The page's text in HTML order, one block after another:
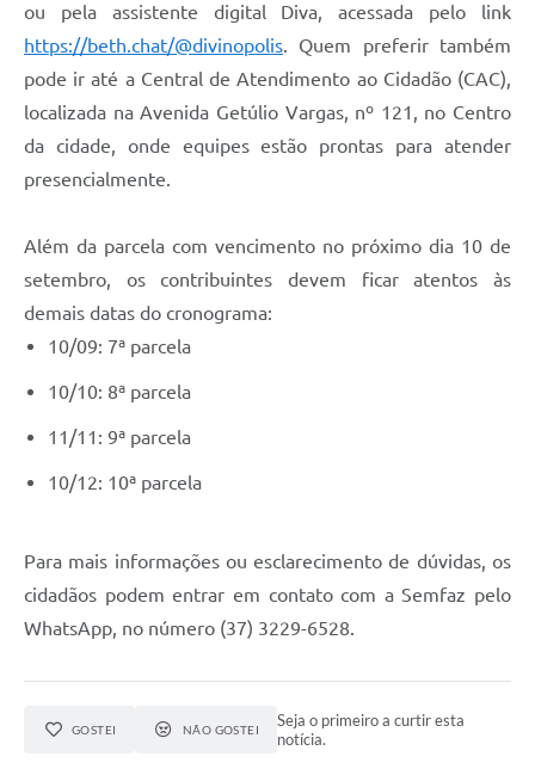
ou pela assistente digital Diva, acessada pelo link
https://beth.chat/@divinopolis. Quem preferir também
pode ir até a Central de Atendimento ao Cidadão (CAC),
localizada na Avenida Getúlio Vargas, nº 121, no Centro
da cidade, onde equipes estão prontas para atender
presencialmente.
Além da parcela com vencimento no próximo dia 10 de
setembro, os contribuintes devem ficar atentos às
demais datas do cronograma:
10/09: 7ª parcela
10/10: 8ª parcela
11/11: 9ª parcela
10/12: 10ª parcela
Para mais informações ou esclarecimento de dúvidas, os
cidadãos podem entrar em contato com a Semfaz pelo
WhatsApp, no número (37) 3229-6528.
GOSTEI NÃO GOSTEI
Seja o primeiro a curtir esta
notícia.